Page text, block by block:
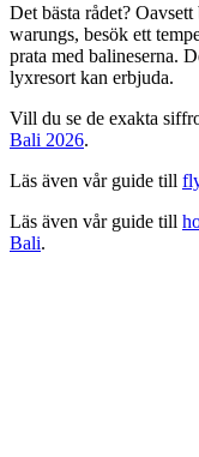
Det bästa rådet?
warungs, besök ett
prata med balineserna.
lyxresort kan erbjuda.
Vill du se de exakta
Bali 2026.
Läs även vår guide till
Läs även vår guide till
Bali.